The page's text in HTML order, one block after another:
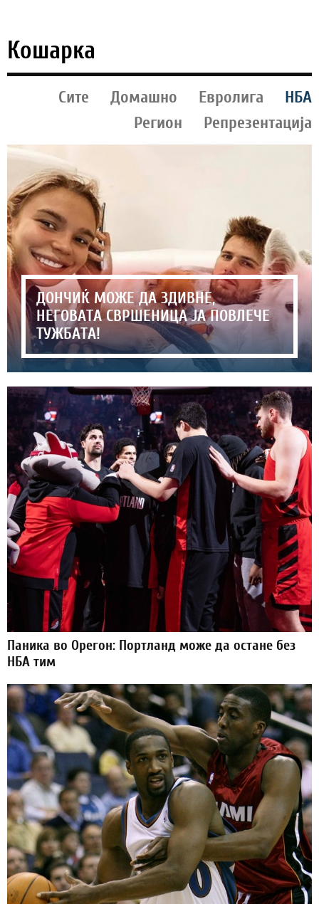
Кошарка
Сите Домашно Евролига
НБА
Регион
Репрезентација
ДОНЧИЌ МОЖЕ ДА ЗДИВНЕ,
НЕГОВАТА СВРШЕНИЦА ЈА ПОВЛЕЧЕ
ТУЖБАТА!
Паника во Орегон: Портланд може да остане без
НБА тим